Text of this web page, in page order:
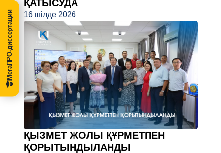
ҚАТЫСУДА
16 шілде 2026
ҚЫЗМЕТ ЖОЛЫ ҚҰРМЕТПЕН
ҚОРЫТЫНДЫЛАНДЫ
МегаПРО-диссертации